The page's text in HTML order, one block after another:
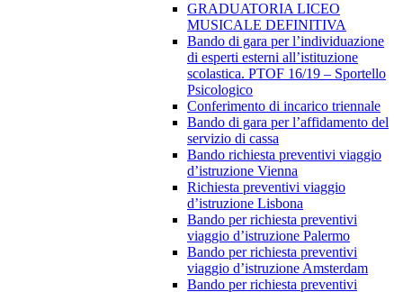
GRADUATORIA LICEO
MUSICALE DEFINITIVA
Bando di gara per l’individuazione
di esperti esterni all’istituzione
scolastica. PTOF 16/19 – Sportello
Psicologico
Conferimento di incarico triennale
Bando di gara per l’affidamento del
servizio di cassa
Bando richiesta preventivi viaggio
d’istruzione Vienna
Richiesta preventivi viaggio
d’istruzione Lisbona
Bando per richiesta preventivi
viaggio d’istruzione Palermo
Bando per richiesta preventivi
viaggio d’istruzione Amsterdam
Bando per richiesta preventivi